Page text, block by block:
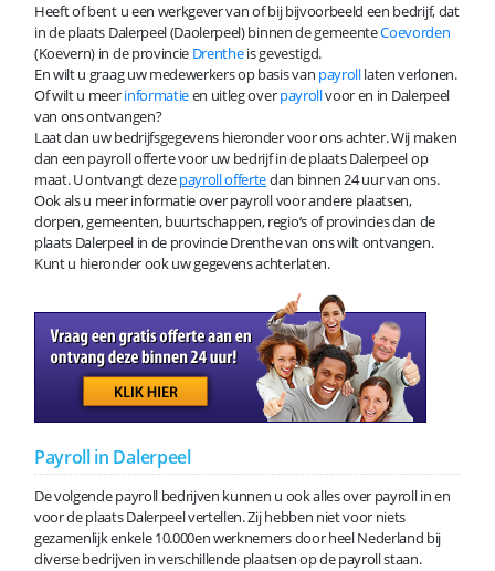
Heeft of bent u een werkgever van of bij bijvoorbeeld een bedrijf, dat
in de plaats Dalerpeel (Daolerpeel) binnen de gemeenteCoevorden
(Koevern) in de provincie Drentheis gevestigd.
En wilt u graag uw medewerkers op basis van payrolllaten verlonen.
Of wilt u meerinformatieen uitleg overpayrollvoor en in Dalerpeel
van ons ontvangen?
Laat dan uw bedrijfsgegevens hieronder voor ons achter. Wij maken
dan een payroll offerte voor uw bedrijf in de plaats Dalerpeel op
maat. U ontvangt dezepayroll offertedan binnen 24 uur van ons.
Ook als u meer informatie over payroll voor andere plaatsen,
dorpen, gemeenten, buurtschappen, regio’s of provincies dan de
plaats Dalerpeel in de provincie Drenthe van ons wilt ontvangen.
Kunt u hieronder ook uw gegevens achterlaten.
Payroll in Dalerpeel
De volgende payroll bedrijven kunnen u ook alles over payroll in en
voor de plaats Dalerpeel vertellen. Zij hebben niet voor niets
gezamenlijk enkele 10.000en werknemers door heel Nederland bij
diverse bedrijven in verschillende plaatsen op de payroll staan.